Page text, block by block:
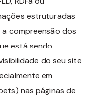
estruturadas
compreensão dos
está sendo
do seu site
em
nas páginas de